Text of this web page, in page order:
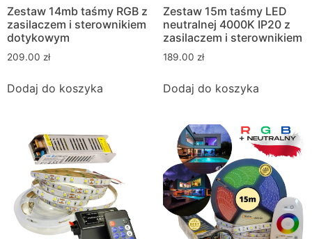
Zestaw 14mb taśmy RGB z
zasilaczem i sterownikiem
dotykowym
209.00 zł
Dodaj do koszyka
Zestaw 15m taśmy LED
neutralnej 4000K IP20 z
zasilaczem i sterownikiem
189.00 zł
Dodaj do koszyka